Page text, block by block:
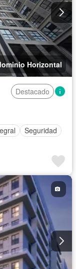
Horizontal
Destacado
Seguridad